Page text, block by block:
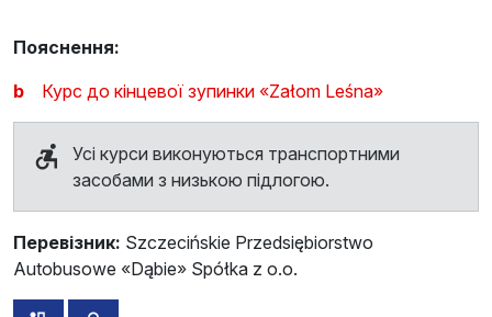
Пояснення:
b
Курс до кінцевої зупинки «Załom Leśna»
Усі курси виконуються транспортними
засобами з низькою підлогою.
Перевізник: Szczecińskie Przedsiębiorstwo
Autobusowe «Dąbie» Spółka z o.o.